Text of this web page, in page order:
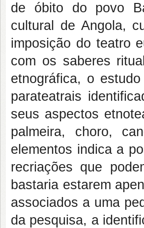
de óbito do povo
cultural de Angola,
imposição do teatro
com os saberes
etnográfica, o
parateatrais
seus aspectos
palmeira, choro,
elementos indica a
recriações que
bastaria estarem
associados a uma
da pesquisa, a